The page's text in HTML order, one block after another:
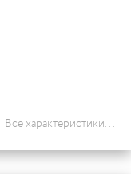
Все характеристики...